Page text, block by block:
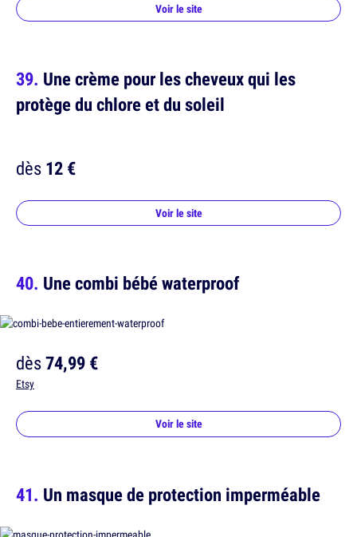
Voir le site
Une crème pour les cheveux qui les
protège du chlore et du soleil
dès12 €
Voir le site
Une combi bébé waterproof
dès74,99 €
Etsy
Voir le site
Un masque de protection imperméable